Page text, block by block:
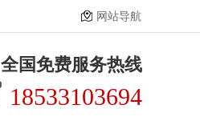
网站导航
全国免费服务热线
18533103694